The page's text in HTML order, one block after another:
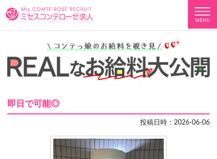
トップ お給料大公開！
即日で可能◎
投稿日時：2026-06-06